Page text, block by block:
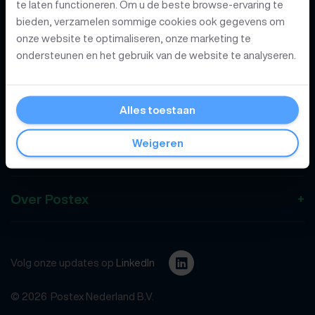
te laten functioneren. Om u de beste browse-ervaring te
bieden, verzamelen sommige cookies ook gegevens om
onze website te optimaliseren, onze marketing te
ondersteunen en het gebruik van de website te analyseren.
Alles toestaan
Weigeren
Producten
Branches
Developers
Kennis
Over Postex
© 2026 Postex Nederland B.V.
Volg onze updates op LinkedIn